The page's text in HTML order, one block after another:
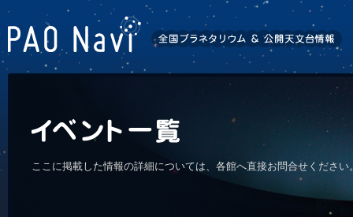
ここに掲載した情報の詳細については、各館へ直接お問合せくださ